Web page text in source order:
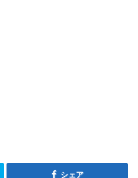
シェア